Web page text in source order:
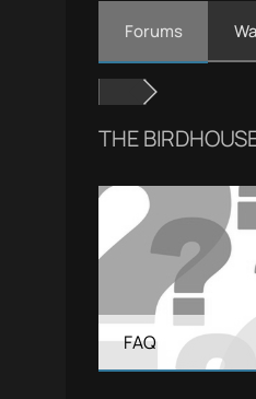
Forums
THE
FAQ